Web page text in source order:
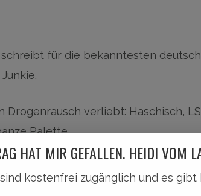
für die bekanntesten
Drogenrausch verliebt: Haschisch,
Palette.
Mal ins Gefängnis.
im Blog gewinnen möchte, der
HAT MIR GEFALLEN. HEIDI VOM
kostenfrei zugänglich und es